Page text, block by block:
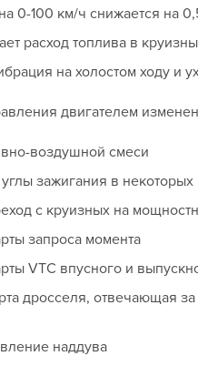
0-100 км/ч снижается на
расход топлива в
на холостом ходу и
двигателем
воздушной смеси
зажигания в
с круизных на
запроса момента
VTC впусного и
дросселя, отвечающая
наддува